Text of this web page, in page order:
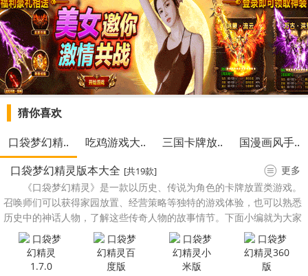
猜你喜欢
口袋梦幻精..
吃鸡游戏大.. 三国卡牌放..
国漫画风手..
口袋梦幻精灵版本大全 [共19款]
更多
《口袋梦幻精灵》是一款以历史、传说为角色的卡牌放置类游戏。
召唤师们可以获得家园放置、经营策略等独特的游戏体验，也可以熟悉
历史中的神话人物，了解这些传奇人物的故事情节。下面小编就为大家
整理了口袋梦幻精灵的全部版本，看看有没有你中意的吧！